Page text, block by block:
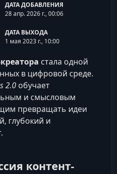
ДАТА ДОБАВЛЕНИЯ
28 апр. 2026 г., 00:06
ДАТА ВЫХОДА
1 мая 2023 г., 10:00
стала одной
в цифровой среде.
2.0 обучает
и смысловым
превращать идеи
глубокий и
контент-